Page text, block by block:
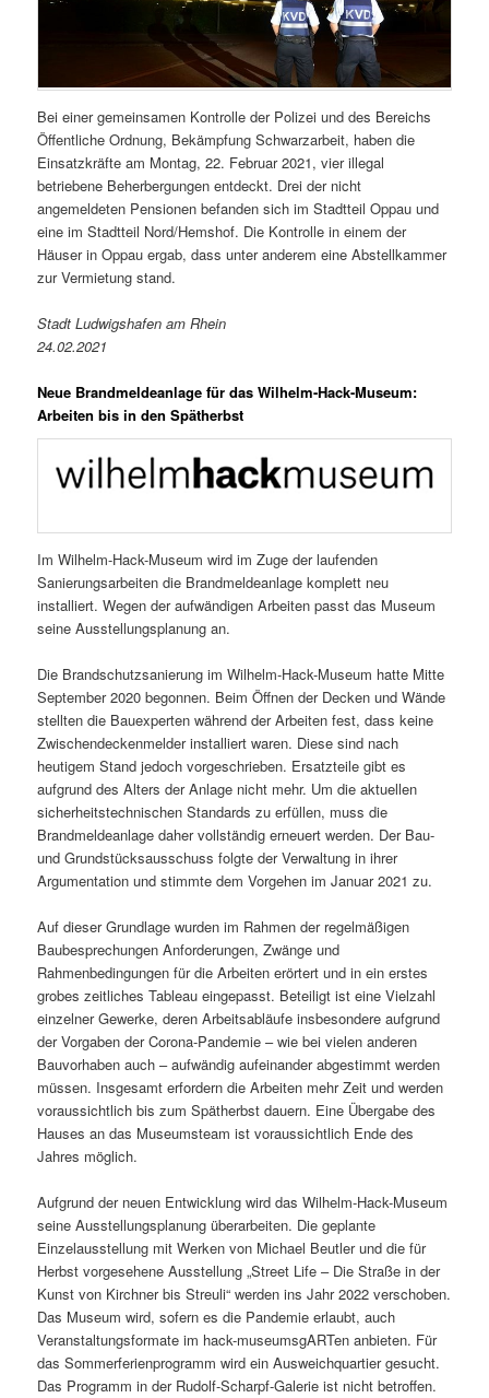
Bei einer gemeinsamen Kontrolle der Polizei und des Bereichs
Öffentliche Ordnung, Bekämpfung Schwarzarbeit, haben die
Einsatzkräfte am Montag, 22. Februar 2021, vier illegal
betriebene Beherbergungen entdeckt. Drei der nicht
angemeldeten Pensionen befanden sich im Stadtteil Oppau und
eine im Stadtteil Nord/Hemshof. Die Kontrolle in einem der
Häuser in Oppau ergab, dass unter anderem eine Abstellkammer
zur Vermietung stand.
Stadt Ludwigshafen am Rhein
24.02.2021
Neue Brandmeldeanlage für das Wilhelm-Hack-Museum:
Arbeiten bis in den Spätherbst
Im Wilhelm-Hack-Museum wird im Zuge der laufenden
Sanierungsarbeiten die Brandmeldeanlage komplett neu
installiert. Wegen der aufwändigen Arbeiten passt das Museum
seine Ausstellungsplanung an.
Die Brandschutzsanierung im Wilhelm-Hack-Museum hatte Mitte
September 2020 begonnen. Beim Öffnen der Decken und Wände
stellten die Bauexperten während der Arbeiten fest, dass keine
Zwischendeckenmelder installiert waren. Diese sind nach
heutigem Stand jedoch vorgeschrieben. Ersatzteile gibt es
aufgrund des Alters der Anlage nicht mehr. Um die aktuellen
sicherheitstechnischen Standards zu erfüllen, muss die
Brandmeldeanlage daher vollständig erneuert werden. Der Bau-
und Grundstücksausschuss folgte der Verwaltung in ihrer
Argumentation und stimmte dem Vorgehen im Januar 2021 zu.
Auf dieser Grundlage wurden im Rahmen der regelmäßigen
Baubesprechungen Anforderungen, Zwänge und
Rahmenbedingungen für die Arbeiten erörtert und in ein erstes
grobes zeitliches Tableau eingepasst. Beteiligt ist eine Vielzahl
einzelner Gewerke, deren Arbeitsabläufe insbesondere aufgrund
der Vorgaben der Corona-Pandemie – wie bei vielen anderen
Bauvorhaben auch – aufwändig aufeinander abgestimmt werden
müssen. Insgesamt erfordern die Arbeiten mehr Zeit und werden
voraussichtlich bis zum Spätherbst dauern. Eine Übergabe des
Hauses an das Museumsteam ist voraussichtlich Ende des
Jahres möglich.
Aufgrund der neuen Entwicklung wird das Wilhelm-Hack-Museum
seine Ausstellungsplanung überarbeiten. Die geplante
Einzelausstellung mit Werken von Michael Beutler und die für
Herbst vorgesehene Ausstellung „Street Life – Die Straße in der
Kunst von Kirchner bis Streuli“ werden ins Jahr 2022 verschoben.
Das Museum wird, sofern es die Pandemie erlaubt, auch
Veranstaltungsformate im hack-museumsgARTen anbieten. Für
das Sommerferienprogramm wird ein Ausweichquartier gesucht.
Das Programm in der Rudolf-Scharpf-Galerie ist nicht betroffen.